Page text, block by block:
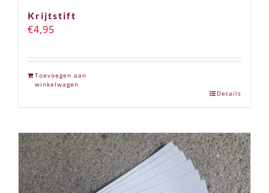
Krijtstift
€4,95
Toevoegen aan
winkelwagen
Details